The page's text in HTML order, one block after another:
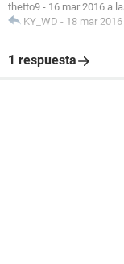
thetto9 - 16 mar 2016 a
KY_WD - 18 mar
1 respuesta